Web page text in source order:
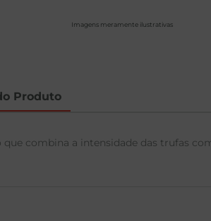
Imagens meramente ilustrativas
Produto
combina a intensidade das trufas